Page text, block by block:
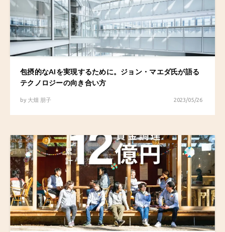
包摂的なAIを実現するために。ジョン・マエダ氏が語る
テクノロジーの向き合い方
by 大畑 朋子 2023/05/26